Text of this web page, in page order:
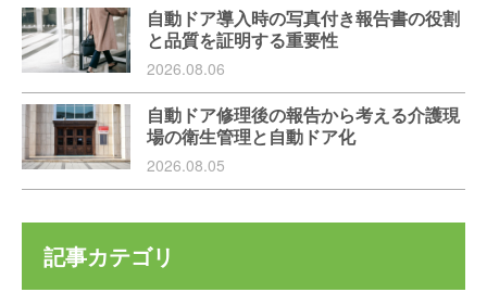
自動ドア導入時の写真付き報告書の役割
と品質を証明する重要性
2026.08.06
自動ドア修理後の報告から考える介護現
場の衛生管理と自動ドア化
2026.08.05
記事カテゴリ